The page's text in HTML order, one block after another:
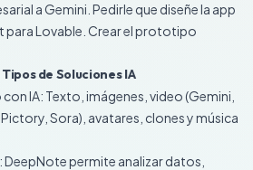
a Gemini. Pedirle que diseñe la app
para Lovable. Crear el prototipo
de Soluciones IA
IA: Texto, imágenes, video (Gemini,
Sora), avatares, clones y música
DeepNote permite analizar datos,